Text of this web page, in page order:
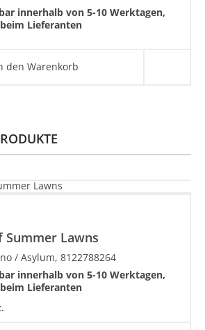
innerhalb von 5-10 Werktagen,
Lieferanten
den Warenkorb
Summer Lawns
/ Asylum, 8122788264
innerhalb von 5-10 Werktagen,
Lieferanten